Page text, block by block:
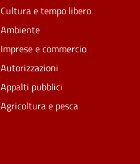
Cultura e tempo libero
Ambiente
Imprese e commercio
Autorizzazioni
Appalti pubblici
Agricoltura e pesca